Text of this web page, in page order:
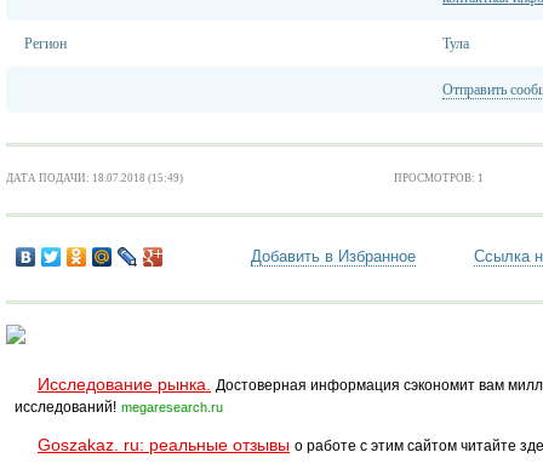
Регион Тула
Отправить
ДАТА ПОДАЧИ: 18.07.2018 (15:49) ПРОСМОТРОВ: 1
Добавить в Избранное Ссылка
Исследование рынка.
Достоверная информация сэкономит вам
исследований! megaresearch.ru
Goszakaz. ru: реальные отзывы о работе с этим сайтом читайте